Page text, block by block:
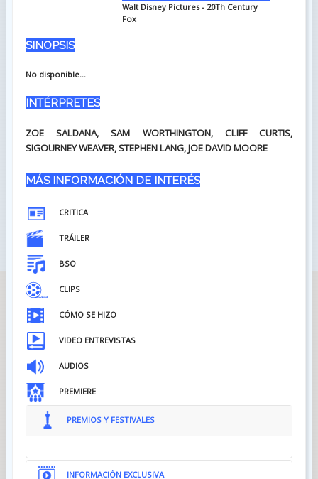
Walt Disney Pictures - 20Th Century
Fox
SINOPSIS
No disponible...
INTÉRPRETES
ZOE SALDANA, SAM WORTHINGTON, CLIFF CURTIS,
SIGOURNEY WEAVER, STEPHEN LANG, JOE DAVID MOORE
MÁS INFORMACIÓN DE INTERÉS
CRITICA
TRÁILER
BSO
CLIPS
CÓMO SE HIZO
VIDEO ENTREVISTAS
AUDIOS
PREMIERE
PREMIOS Y FESTIVALES
INFORMACIÓN EXCLUSIVA